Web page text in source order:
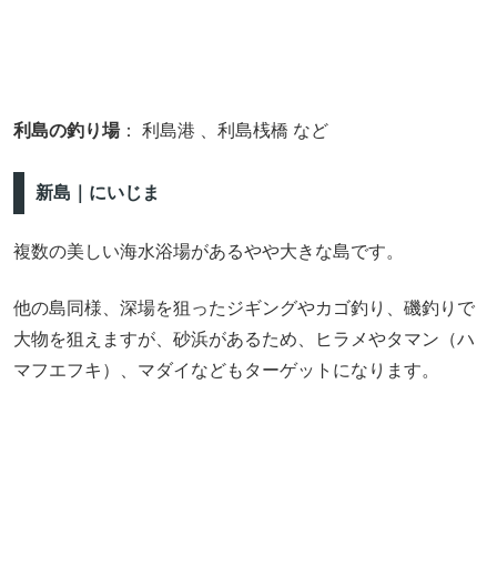
利島の釣り場： 利島港 、利島桟橋 など
新島｜にいじま
複数の美しい海水浴場があるやや大きな島です。
他の島同様、深場を狙ったジギングやカゴ釣り、磯釣りで
大物を狙えますが、砂浜があるため、ヒラメやタマン（ハ
マフエフキ）、マダイなどもターゲットになります。